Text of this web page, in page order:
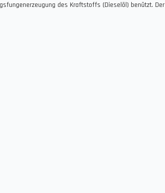
des Kraftstoffs (Dieselöl) benützt. Der